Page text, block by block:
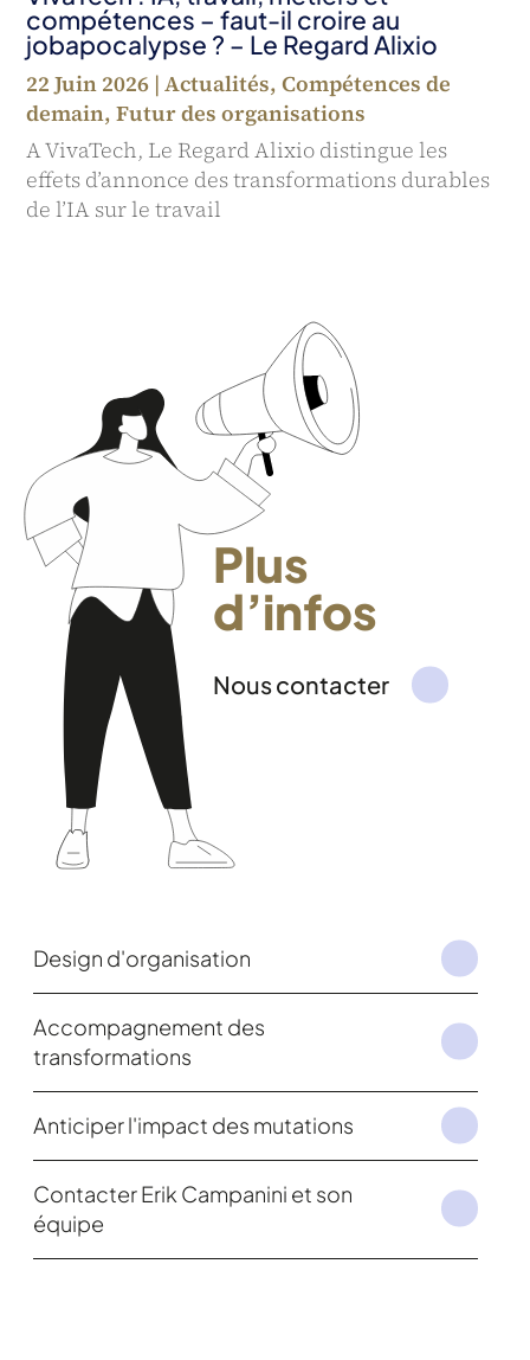
compétences – faut-il croire au
jobapocalypse ? – Le Regard Alixio
22 Juin 2026 |Actualités,Compétences de
demain,Futur des organisations
A VivaTech, Le Regard Alixio distingue les
effets d’annonce des transformations durables
de l’IA sur le travail
Plus
d’infos
Nous contacter
Design d'organisation
Accompagnement des
transformations
Anticiper l'impact des mutations
Contacter Erik Campanini et son
équipe